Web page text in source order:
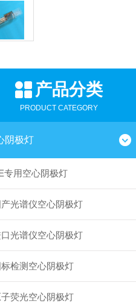
产品分类
PRODUCT CATEGORY
阴极灯
专用空心阴极灯
产光谱仪空心阴极灯
光谱仪空心阴极灯
标检测空心阴极灯
子荧光空心阴极灯